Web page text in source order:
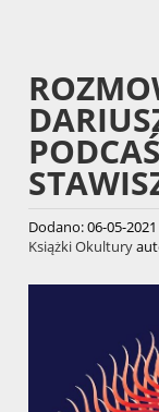
Dodano:06-05-2021
Książki Okultury